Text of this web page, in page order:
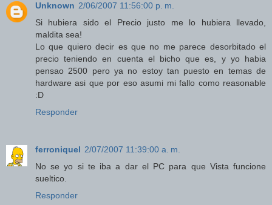
Unknown 2/06/2007 11:56:00 p. m.
Si hubiera sido el Precio justo me lo hubiera llevado,
maldita sea!
Lo que quiero decir es que no me parece desorbitado el
precio teniendo en cuenta el bicho que es, y yo habia
pensao 2500 pero ya no estoy tan puesto en temas de
hardware asi que por eso asumi mi fallo como reasonable
:D
Responder
ferroniquel 2/07/2007 11:39:00 a. m.
No se yo si te iba a dar el PC para que Vista funcione
sueltico.
Responder